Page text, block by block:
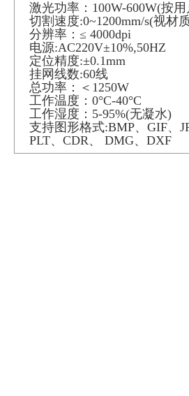
激光功率： 100W-600W(按用
切割速度:0~1200mm/s(视材
分辨率： ≤ 4000dpi
电源:AC220V±10%,50HZ
定位精度:±0.1mm
挂网线数:60线
总功率：＜ 1250W
工作温度： 0°C-40°C
工作湿度： 5-95%(无凝水)
支持图形格式:BMP、 GIF、
PLT、 CDR、 DMG、 DXF